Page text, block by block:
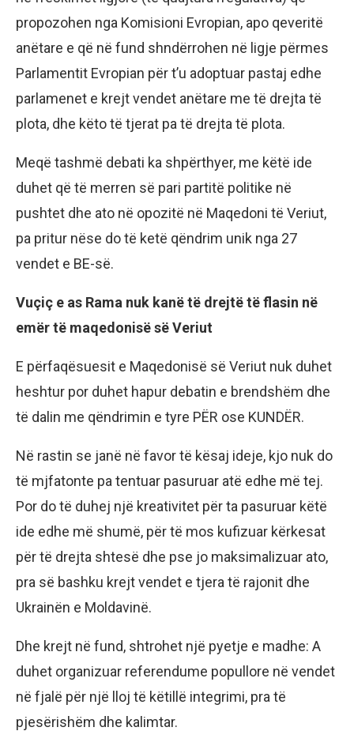
propozohen nga Komisioni Evropian, apo qeveritë
anëtare e që në fund shndërrohen në ligje përmes
Parlamentit Evropian për t’u adoptuar pastaj edhe
parlamenet e krejt vendet anëtare me të drejta të
plota, dhe këto të tjerat pa të drejta të plota.
Meqë tashmë debati ka shpërthyer, me këtë ide
duhet që të merren së pari partitë politike në
pushtet dhe ato në opozitë në Maqedoni të Veriut,
pa pritur nëse do të ketë qëndrim unik nga 27
vendet e BE-së.
Vuçiç e as Rama nuk kanë të drejtë të flasin në
emër të maqedonisë së Veriut
E përfaqësuesit e Maqedonisë së Veriut nuk duhet
heshtur por duhet hapur debatin e brendshëm dhe
të dalin me qëndrimin e tyre PËR ose KUNDËR.
Në rastin se janë në favor të kësaj ideje, kjo nuk do
të mjfatonte pa tentuar pasuruar atë edhe më tej.
Por do të duhej një kreativitet për ta pasuruar këtë
ide edhe më shumë, për të mos kufizuar kërkesat
për të drejta shtesë dhe pse jo maksimalizuar ato,
pra së bashku krejt vendet e tjera të rajonit dhe
Ukrainën e Moldavinë.
Dhe krejt në fund, shtrohet një pyetje e madhe: A
duhet organizuar referendume popullore në vendet
në fjalë për një lloj të këtillë integrimi, pra të
pjesërishëm dhe kalimtar.